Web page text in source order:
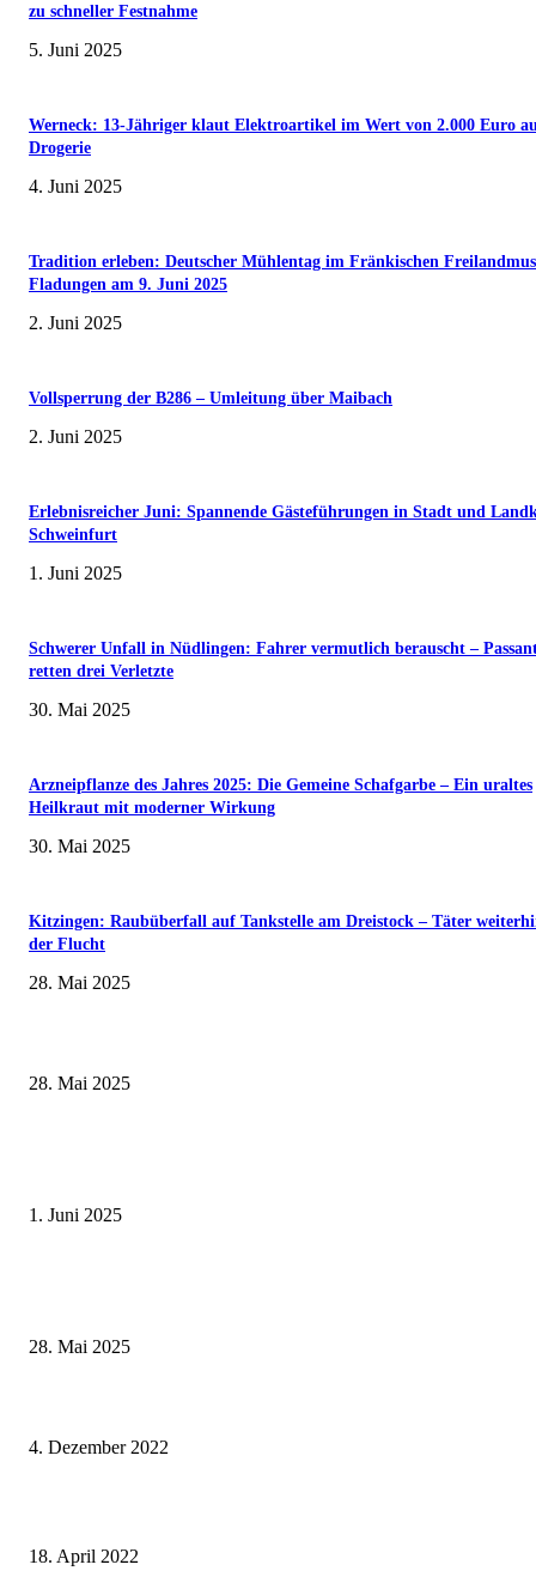
zu schneller Festnahme
5. Juni 2025
Werneck: 13-Jähriger klaut Elektroartikel im Wert von 2.000 Euro
Drogerie
4. Juni 2025
Tradition erleben: Deutscher Mühlentag im Fränkischen
Fladungen am 9. Juni 2025
2. Juni 2025
Vollsperrung der B286 – Umleitung über Maibach
2. Juni 2025
Erlebnisreicher Juni: Spannende Gästeführungen in Stadt und
Schweinfurt
1. Juni 2025
Schwerer Unfall in Nüdlingen: Fahrer vermutlich berauscht –
retten drei Verletzte
30. Mai 2025
Arzneipflanze des Jahres 2025: Die Gemeine Schafgarbe – Ein uraltes
Heilkraut mit moderner Wirkung
30. Mai 2025
Kitzingen: Raubüberfall auf Tankstelle am Dreistock – Täter
der Flucht
28. Mai 2025
28. Mai 2025
1. Juni 2025
28. Mai 2025
4. Dezember 2022
18. April 2022